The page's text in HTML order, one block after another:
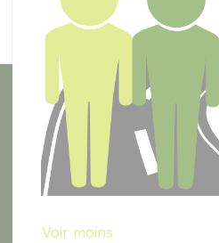
Voir moins